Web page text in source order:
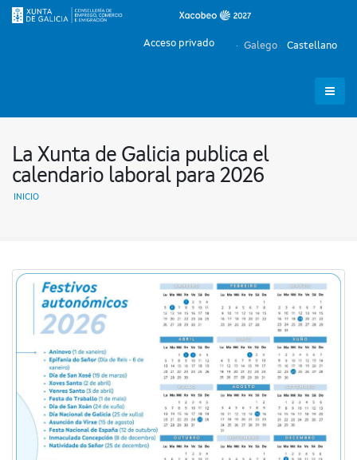
Galego Castellano
Acceso privado
La Xunta de Galicia publica el
calendario laboral para 2026
INICIO